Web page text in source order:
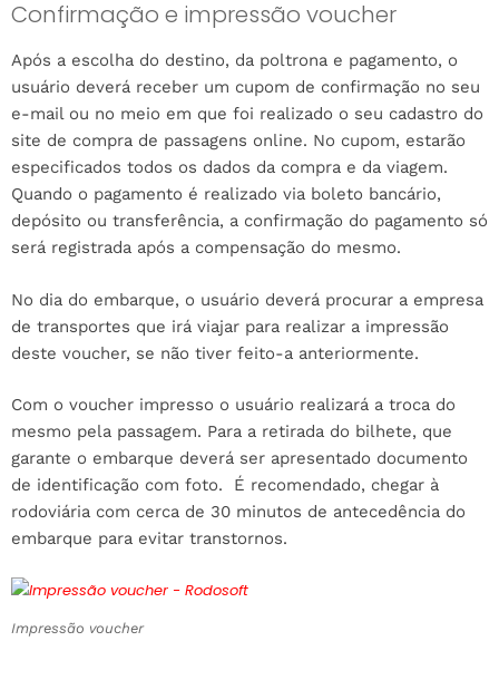
Confirmação e impressão voucher
Após a escolha do destino, da poltrona e pagamento, o
usuário deverá receber um cupom de confirmação no seu
e-mail ou no meio em que foi realizado o seu cadastro do
site de compra de passagens online. No cupom, estarão
especificados todos os dados da compra e da viagem.
Quando o pagamento é realizado via boleto bancário,
depósito ou transferência, a confirmação do pagamento só
será registrada após a compensação do mesmo.
No dia do embarque, o usuário deverá procurar a empresa
de transportes que irá viajar para realizar a impressão
deste voucher, se não tiver feito-a anteriormente.
Com o voucher impresso o usuário realizará a troca do
mesmo pela passagem. Para a retirada do bilhete, que
garante o embarque deverá ser apresentado documento
de identificação com foto. É recomendado, chegar à
rodoviária com cerca de 30 minutos de antecedência do
embarque para evitar transtornos.
Impressão voucher